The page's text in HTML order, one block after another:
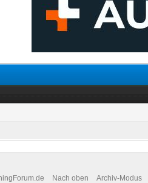
Nach oben Archiv-Modus